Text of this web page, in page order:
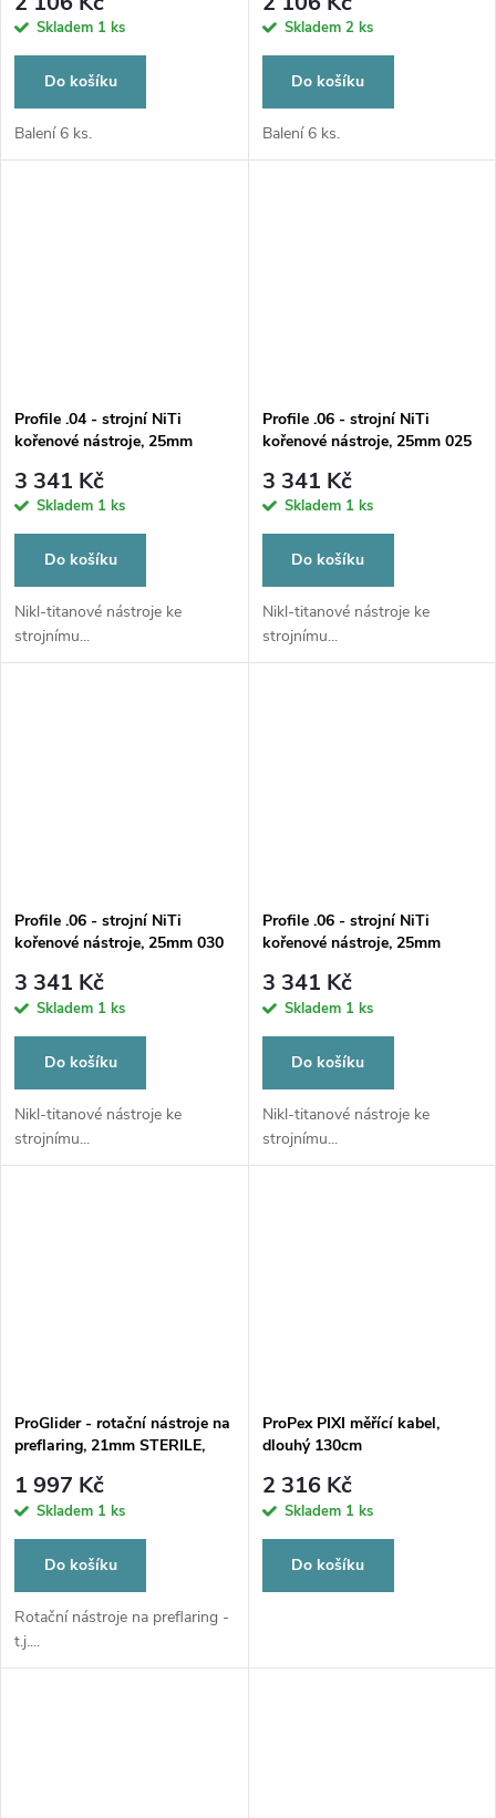
Skladem 1 ks
Do košíku
Balení 6 ks.
Skladem 2 ks
Do košíku
Balení 6 ks.
Profile .04 - strojní NiTi
kořenové nástroje, 25mm
3 341 Kč
Skladem 1 ks
Do košíku
Nikl-titanové nástroje ke
strojnímu...
Profile .06 - strojní NiTi
kořenové nástroje, 25mm 025
3 341 Kč
Skladem 1 ks
Do košíku
Nikl-titanové nástroje ke
strojnímu...
Profile .06 - strojní NiTi
kořenové nástroje, 25mm 030
3 341 Kč
Skladem 1 ks
Do košíku
Nikl-titanové nástroje ke
strojnímu...
Profile .06 - strojní NiTi
kořenové nástroje, 25mm
3 341 Kč
Skladem 1 ks
Do košíku
Nikl-titanové nástroje ke
strojnímu...
ProGlider - rotační nástroje na
preflaring, 21mm STERILE,
1 997 Kč
Skladem 1 ks
Do košíku
Rotační nástroje na preflaring -
t.j....
ProPex PIXI měřící kabel,
dlouhý 130cm
2 316 Kč
Skladem 1 ks
Do košíku